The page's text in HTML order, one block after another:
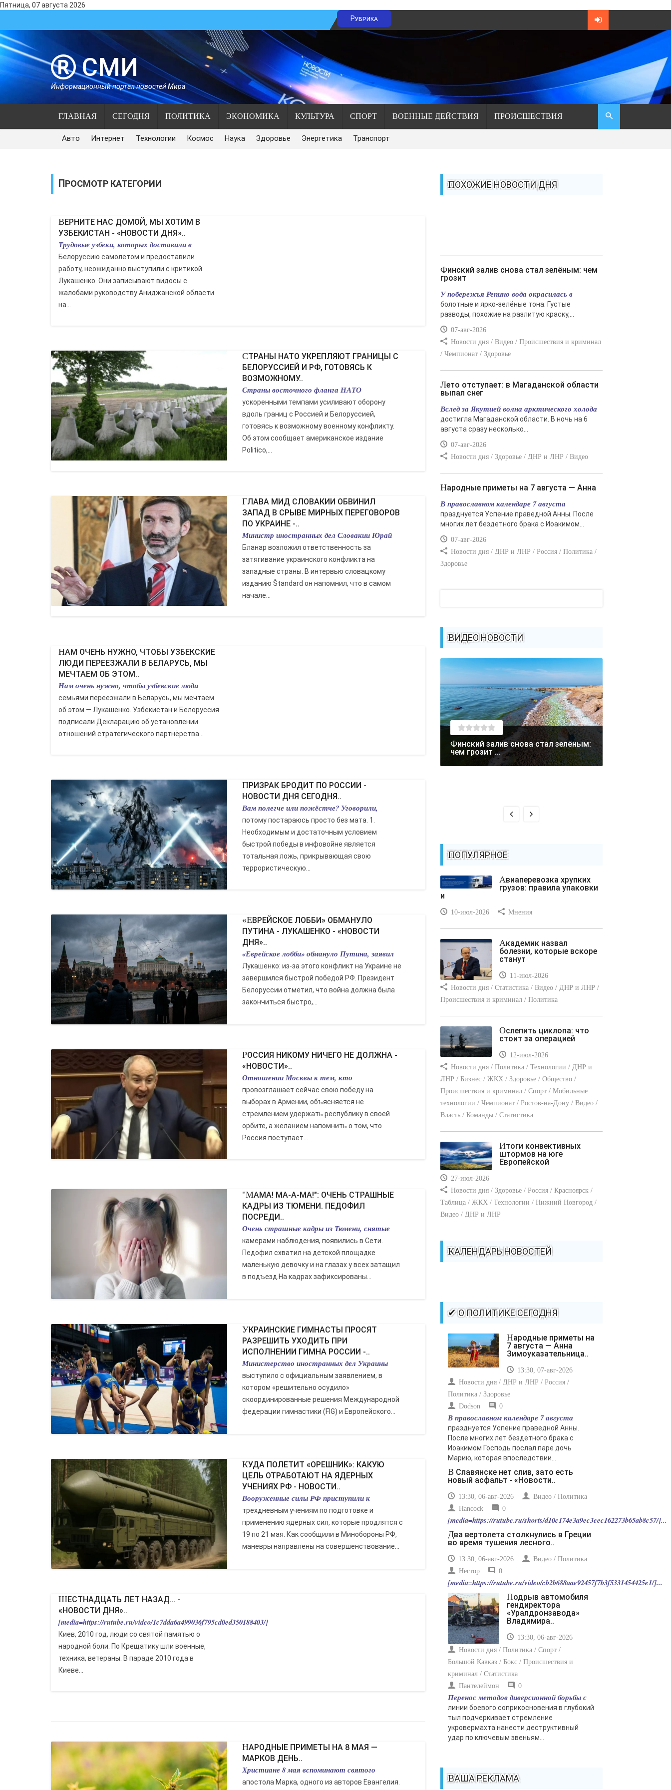
Пятница, 07 августа 2026
Рубрика
СМИ
Информационный портал новостей Мира
ГЛАВНАЯ СЕГОДНЯ ПОЛИТИКА ЭКОНОМИКА КУЛЬТУРА СПОРТ ВОЕННЫЕ ДЕЙСТВИЯ ПРОИСШЕСТВИЯ
Авто Интернет Технологии Космос Наука Здоровье Энергетика Транспорт
ПРОСМОТР КАТЕГОРИИ
ВЕРНИТЕ НАС ДОМОЙ, МЫ ХОТИМ В
УЗБЕКИСТАН - «НОВОСТИ ДНЯ»..
Трудовые узбеки, которых доставили в
Белоруссию самолетом и предоставили
работу, неожиданно выступили с критикой
Лукашенко. Они записывают видосы с
жалобами руководству Аниджанской области
на...
СТРАНЫ НАТО УКРЕПЛЯЮТ ГРАНИЦЫ С
БЕЛОРУССИЕЙ И РФ, ГОТОВЯСЬ К
ВОЗМОЖНОМУ..
Страны восточного фланга НАТО
ускоренными темпами усиливают оборону
вдоль границ с Россией и Белоруссией,
готовясь к возможному военному конфликту.
Об этом сообщает американское издание
Politico,...
ГЛАВА МИД СЛОВАКИИ ОБВИНИЛ
ЗАПАД В СРЫВЕ МИРНЫХ ПЕРЕГОВОРОВ
ПО УКРАИНЕ -..
Министр иностранных дел Словакии Юрай
Бланар возложил ответственность за
затягивание украинского конфликта на
западные страны. В интервью словацкому
изданию Štandard он напомнил, что в самом
начале...
НАМ ОЧЕНЬ НУЖНО, ЧТОБЫ УЗБЕКСКИЕ
ЛЮДИ ПЕРЕЕЗЖАЛИ В БЕЛАРУСЬ, МЫ
МЕЧТАЕМ ОБ ЭТОМ..
Нам очень нужно, чтобы узбекские люди
семьями переезжали в Беларусь, мы мечтаем
об этом — Лукашенко. Узбекистан и Белоруссия
подписали Декларацию об установлении
отношений стратегического партнёрства...
ПРИЗРАК БРОДИТ ПО РОССИИ -
НОВОСТИ ДНЯ СЕГОДНЯ..
Вам полегче или пожёстче? Уговорили,
потому постараюсь просто без мата. 1.
Необходимым и достаточным условием
быстрой победы в инфовойне является
тотальная ложь, прикрывающая свою
террористическую...
«ЕВРЕЙСКОЕ ЛОББИ» ОБМАНУЛО
ПУТИНА - ЛУКАШЕНКО - «НОВОСТИ
ДНЯ»..
«Еврейское лобби» обмануло Путина, заявил
Лукашенко: из-за этого конфликт на Украине не
завершился быстрой победой РФ. Президент
Белоруссии отметил, что война должна была
закончиться быстро,...
РОССИЯ НИКОМУ НИЧЕГО НЕ ДОЛЖНА -
«НОВОСТИ»..
Отношении Москвы к тем, кто
провозглашает сейчас свою победу на
выборах в Армении, объясняется не
стремлением удержать республику в своей
орбите, а желанием напомнить о том, что
Россия поступает...
"МАМА! МА-А-МА!": ОЧЕНЬ СТРАШНЫЕ
КАДРЫ ИЗ ТЮМЕНИ. ПЕДОФИЛ
ПОСРЕДИ..
Очень страшные кадры из Тюмени, снятые
камерами наблюдения, появились в Сети.
Педофил схватил на детской площадке
маленькую девочку и на глазах у всех затащил
в подъезд.На кадрах зафиксированы...
УКРАИНСКИЕ ГИМНАСТЫ ПРОСЯТ
РАЗРЕШИТЬ УХОДИТЬ ПРИ
ИСПОЛНЕНИИ ГИМНА РОССИИ -..
Министерство иностранных дел Украины
выступило с официальным заявлением, в
котором «решительно осудило»
скоординированные решения Международной
федерации гимнастики (FIG) и Европейского...
КУДА ПОЛЕТИТ «ОРЕШНИК»: КАКУЮ
ЦЕЛЬ ОТРАБОТАЮТ НА ЯДЕРНЫХ
УЧЕНИЯХ РФ - НОВОСТИ..
Вооруженные силы РФ приступили к
трехдневным учениям по подготовке и
применению ядерных сил, которые продлятся с
19 по 21 мая. Как сообщили в Минобороны РФ,
маневры направлены на совершенствование...
ШЕСТНАДЦАТЬ ЛЕТ НАЗАД... -
«НОВОСТИ ДНЯ»..
[media=https://rutube.ru/video/1c7dda6a499036f795cd0ed350188403/]
Киев, 2010 год, люди со святой памятью о
народной боли. По Крещатику шли военные,
техника, ветераны. В параде 2010 года в
Киеве...
НАРОДНЫЕ ПРИМЕТЫ НА 8 МАЯ —
МАРКОВ ДЕНЬ..
Христиане 8 мая вспоминают святого
апостола Марка, одного из авторов Евангелия.
ПОХОЖИЕ НОВОСТИ ДНЯ
Финский залив снова стал зелёным: чем
грозит
У побережья Репино вода окрасилась в
болотные и ярко-зелёные тона. Густые
разводы, похожие на разлитую краску,...
07-авг-2026
Новости дня / Видео / Происшествия и криминал
/ Чемпионат / Здоровье
Лето отступает: в Магаданской области
выпал снег
Вслед за Якутией волна арктического холода
достигла Магаданской области. В ночь на 6
августа сразу несколько...
07-авг-2026
Новости дня / Здоровье / ДНР и ЛНР / Видео
Народные приметы на 7 августа — Анна
В православном календаре 7 августа
празднуется Успение праведной Анны. После
многих лет бездетного брака с Иоакимом...
07-авг-2026
Новости дня / ДНР и ЛНР / Россия / Политика /
Здоровье
ВИДЕО НОВОСТИ
Финский залив снова стал зелёным:
чем грозит ...
ПОПУЛЯРНОЕ
Авиаперевозка хрупких
грузов: правила упаковки
и
10-июл-2026 Мнения
Академик назвал
болезни, которые вскоре
станут
11-июл-2026
Новости дня / Статистика / Видео / ДНР и ЛНР /
Происшествия и криминал / Политика
Ослепить циклопа: что
стоит за операцией
12-июл-2026
Новости дня / Политика / Технологии / ДНР и
ЛНР / Бизнес / ЖКХ / Здоровье / Общество /
Происшествия и криминал / Спорт / Мобильные
технологии / Чемпионат / Ростов-на-Дону / Видео /
Власть / Команды / Статистика
Итоги конвективных
штормов на юге
Европейской
27-июл-2026
Новости дня / Здоровье / Россия / Красноярск /
Таблица / ЖКХ / Технологии / Нижний Новгород /
Видео / ДНР и ЛНР
КАЛЕНДАРЬ НОВОСТЕЙ
✔ О ПОЛИТИКЕ СЕГОДНЯ
Народные приметы на
7 августа — Анна
Зимоуказательница..
13:30, 07-авг-2026
Новости дня / ДНР и ЛНР / Россия /
Политика / Здоровье
Dodson
0
В православном календаре 7 августа
празднуется Успение праведной Анны.
После многих лет бездетного брака с
Иоакимом Господь послал паре дочь
Марию, которая впоследствии...
В Славянске нет слив, зато есть
новый асфальт - «Новости..
13:30, 06-авг-2026
Видео / Политика
Hancock
0
[media=https://rutube.ru/shorts/d10c174e3a9ec3eec162273b65ab8c57/]...
Два вертолета столкнулись в Греции
во время тушения лесного..
13:30, 06-авг-2026
Видео / Политика
Нестор
0
[media=https://rutube.ru/video/cb2b688aae92457f7b3f5331454425e1/]...
Подрыв автомобиля
гендиректора
«Уралдронзавода»
Владимира..
13:30, 06-авг-2026
Новости дня / Политика / Спорт /
Большой Кавказ / Бокс / Происшествия и
криминал / Статистика
Пантелеймон
0
Перенос методов диверсионной борьбы с
линии боевого соприкосновения в глубокий
тыл подчеркивает стремление
укровермахта нанести деструктивный
удар по ключевым звеньям...
ВАША РЕКЛАМА